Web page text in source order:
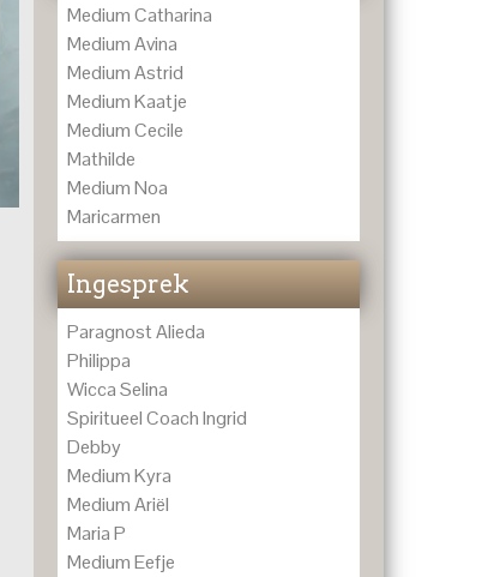
Medium Catharina
Medium Avina
Medium Astrid
Medium Kaatje
Medium Cecile
Mathilde
Medium Noa
Maricarmen
Ingesprek
Paragnost Alieda
Philippa
Wicca Selina
Spiritueel Coach Ingrid
Debby
Medium Kyra
Medium Ariël
Maria P
Medium Eefje